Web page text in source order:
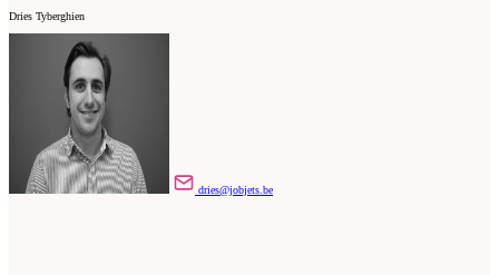
Dries Tyberghien
dries@jobjets.be